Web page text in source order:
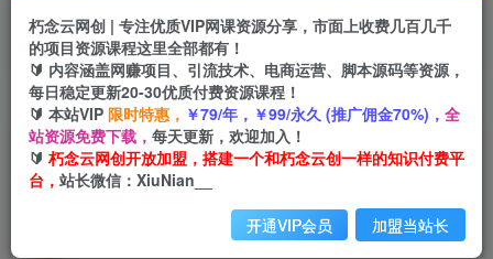
四导航 导航
APP下载
GO
首页 创业课程 VIP免费 正文
美食课堂-自然光故事感美食摄影系统课：手把手
教你拍摄出故事感美食
关注 私信
朽念云网创 | 专注优质VIP网课资源分享，市面上收费几百几千
的项目资源课程这里全部都有！
🔰 内容涵盖网赚项目、引流技术、电商运营、脚本源码等资源，
每日稳定更新20-30优质付费资源课程！
🔰 本站VIP 限时特惠， ￥79/年，￥99/永久 (推广佣金70%)， 全
站资源免费下载， 每天更新，欢迎加入！
🔰 朽念云网创开放加盟，搭建一个和朽念云创一样的知识付费平
台， 站长微信：XiuNian__
开通VIP会员 加盟当站长